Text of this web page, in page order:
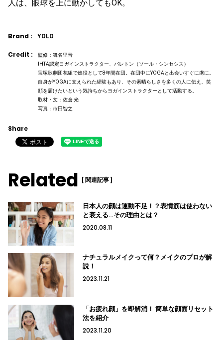
人は、眼球を上に動かしてもOK。
Brand : YOLO
Credit :
監修：舞名里音
IHTA認定ヨガインストラクター、バレトン（ソール・シンセシス）
宝塚歌劇団花組で娘役として8年間在団。在団中にYOGAと出会いすぐに虜に。
自身がYOGAに支えられた経験もあり、その素晴らしさを多くの人に伝え、笑
顔を届けたいという気持ちからヨガインストラクターとして活動する。
取材・文：佐倉 光
写真：市田智之
Share
Related [ 関連記事 ]
日本人の顔は運動不足！？表情筋は使わない
と衰える…その理由とは？
2020.08.11
ナチュラルメイクって何？メイクのプロが解
説！
2023.11.21
「お疲れ顔」を即解消！ 簡単な顔面リセット
法を紹介
2023.11.20